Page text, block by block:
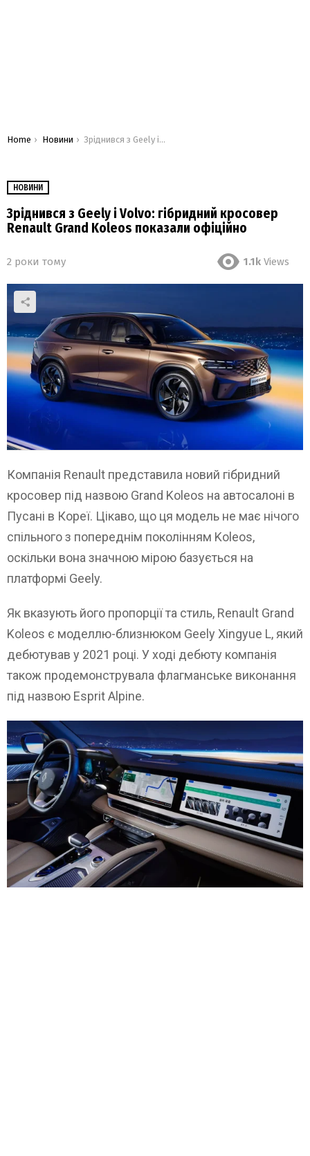
You are here:
Home Новини Зріднився з Geely і Volvo: гібридний кросовер Renault Grand Koleos показали офіційно
НОВИНИ
Зріднився з Geely і Volvo: гібридний кросовер
Renault Grand Koleos показали офіційно
2 роки тому 1.1k Views
Компанія Renault представила новий гібридний
кросовер під назвою Grand Koleos на автосалоні в
Пусані в Кореї. Цікаво, що ця модель не має нічого
спільного з попереднім поколінням Koleos,
оскільки вона значною мірою базується на
платформі Geely.
Як вказують його пропорції та стиль, Renault Grand
Koleos є моделлю-близнюком Geely Xingyue L, який
дебютував у 2021 році. У ході дебюту компанія
також продемонструвала флагманське виконання
під назвою Esprit Alpine.